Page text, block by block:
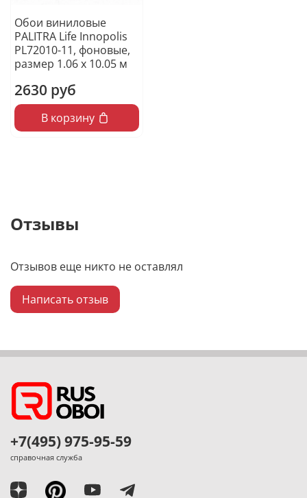
Обои виниловые
PALITRA Life Innopolis
PL72010-11, фоновые,
размер 1.06 х 10.05 м
2630 руб
В корзину
Отзывы
Отзывов еще никто не оставлял
Написать отзыв
+7(495) 975-95-59
справочная служба